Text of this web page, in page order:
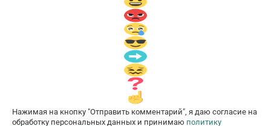
Нажимая на кнопку "Отправить комментарий", я даю согласие на
обработку персональных данных и принимаю политику